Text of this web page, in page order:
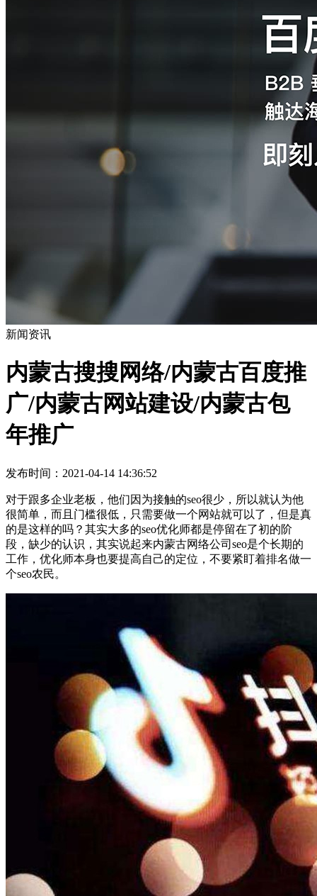
新闻资讯
内蒙古搜搜网络/内蒙古百度推
广/内蒙古网站建设/内蒙古包
年推广
发布时间：2021-04-14 14:36:52
对于跟多企业老板，他们因为接触的seo很少，所以就认为他
很简单，而且门槛很低，只需要做一个网站就可以了，但是真
的是这样的吗？其实大多的seo优化师都是停留在了初的阶
段，缺少的认识，其实说起来内蒙古网络公司seo是个长期的
工作，优化师本身也要提高自己的定位，不要紧盯着排名做一
个seo农民。